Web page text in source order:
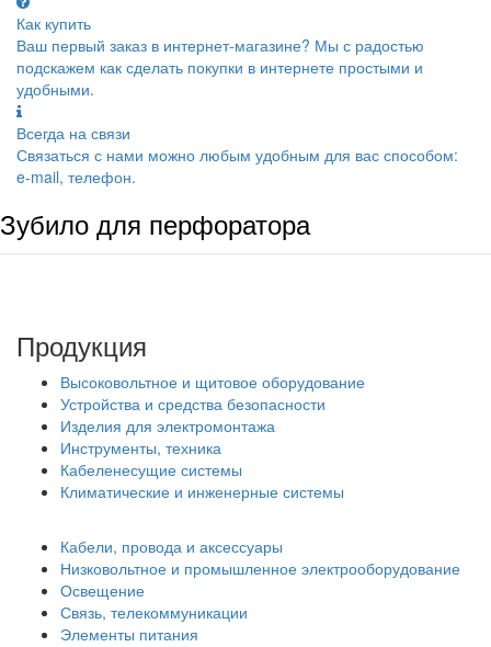
Как купить
Ваш первый заказ в интернет-магазине? Мы с радостью
подскажем как сделать покупки в интернете простыми и
удобными.
Всегда на связи
Связаться с нами можно любым удобным для вас способом:
e-mail, телефон.
Зубило для перфоратора
Продукция
Высоковольтное и щитовое оборудование
Устройства и средства безопасности
Изделия для электромонтажа
Инструменты, техника
Кабеленесущие системы
Климатические и инженерные системы
Кабели, провода и аксессуары
Низковольтное и промышленное электрооборудование
Освещение
Связь, телекоммуникации
Элементы питания